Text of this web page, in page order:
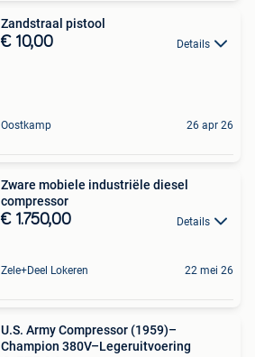
Zandstraal pistool
€ 10,00 Details
Oostkamp 26 apr 26
Zware mobiele industriële diesel
compressor
€ 1.750,00 Details
Zele+Deel Lokeren 22 mei 26
U.S. Army Compressor (1959)–
Champion 380V–Legeruitvoering